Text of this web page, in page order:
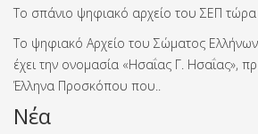
Το σπάνιο ψηφιακό αρχείο του ΣΕΠ
Το ψηφιακό Αρχείο του Σώματος
έχει την ονομασία «Ησαΐας Γ. Ησαΐας»,
Έλληνα Προσκόπου που..
Νέα